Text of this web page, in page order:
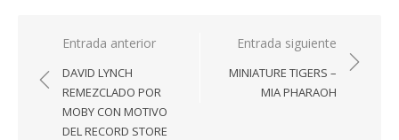
Navegación
de
entradas
Entrada anterior
DAVID LYNCH
REMEZCLADO POR
MOBY CON MOTIVO
DEL RECORD STORE
Entrada siguiente
MINIATURE TIGERS –
MIA PHARAOH